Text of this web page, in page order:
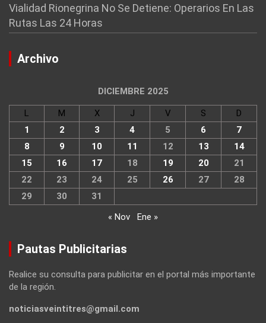
Vialidad Rionegrina No Se Detiene: Operarios En Las
Rutas Las 24 Horas
Archivo
DICIEMBRE 2025
L M X J V S
D
1
2 3 4 5 6
7
8
9 10 11 12 13
14
15
16 17 18 19 20
21
22
23 24 25 26 27
28
29
30
31
« Nov
Ene »
Pautas Publicitarias
Realice su consulta para publicitar en el portal más importante
de la región.
noticiasveintitres@gmail.com